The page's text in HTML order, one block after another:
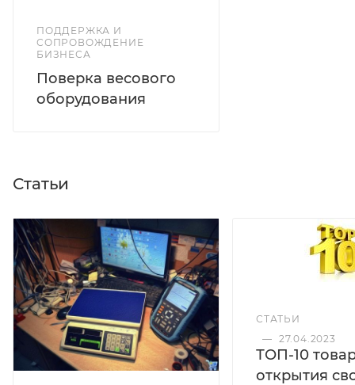
ПОДДЕРЖКА И
СОПРОВОЖДЕНИЕ
БИЗНЕСА
Поверка весового
оборудования
Статьи
СТАТЬИ
— 27.04.2023
ТОП-10
открытия